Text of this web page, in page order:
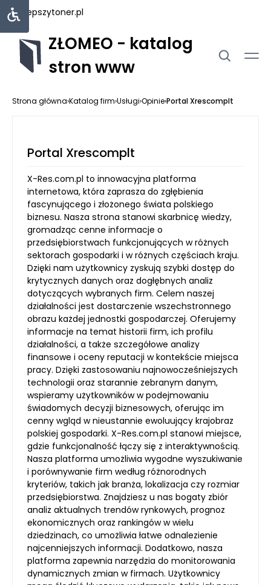
najlepszytoner.pl
ZŁOMEO - katalog
stron www
Strona główna›Katalog firm›Usługi›Opinie›Portal Xrescomplt
Portal Xrescomplt
X-Res.com.pl to innowacyjna platforma
internetowa, która zaprasza do zgłębienia
fascynującego i złożonego świata polskiego
biznesu. Nasza strona stanowi skarbnicę wiedzy,
gromadząc cenne informacje o
przedsiębiorstwach funkcjonujących w różnych
sektorach gospodarki i w różnych częściach kraju.
Dzięki nam użytkownicy zyskują szybki dostęp do
krytycznych danych oraz dogłębnych analiz
dotyczących wybranych firm. Celem naszej
działalności jest dostarczenie wszechstronnego
obrazu każdej jednostki gospodarczej. Oferujemy
informacje na temat historii firm, ich profilu
działalności, a także szczegółowe analizy
finansowe i oceny reputacji w kontekście miejsca
pracy. Dzięki zastosowaniu najnowocześniejszych
technologii oraz starannie zebranym danym,
wspieramy użytkowników w podejmowaniu
świadomych decyzji biznesowych, oferując im
cenny wgląd w nieustannie ewoluujący krajobraz
polskiej gospodarki. X-Res.com.pl stanowi miejsce,
gdzie funkcjonalność łączy się z interaktywnością.
Nasza platforma umożliwia wygodne wyszukiwanie
i porównywanie firm według różnorodnych
kryteriów, takich jak branża, lokalizacja czy rozmiar
przedsiębiorstwa. Znajdziesz u nas bogaty zbiór
analiz aktualnych trendów rynkowych, prognoz
ekonomicznych oraz rankingów w wielu
dziedzinach, co umożliwia łatwe odnalezienie
najcenniejszych informacji. Dodatkowo, nasza
platforma zapewnia narzędzia do monitorowania
dynamicznych zmian w firmach. Użytkownicy